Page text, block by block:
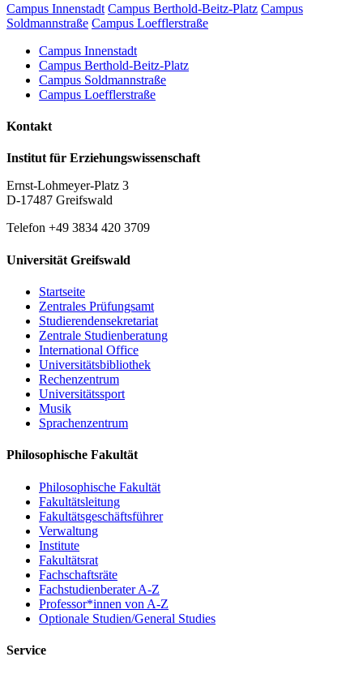
Campus Innenstadt Campus Berthold-Beitz-Platz Campus
Soldmannstraße Campus Loefflerstraße
Campus Innenstadt
Campus Berthold-Beitz-Platz
Campus Soldmannstraße
Campus Loefflerstraße
Kontakt
Institut für Erziehungswissenschaft
Ernst-Lohmeyer-Platz 3
D-17487 Greifswald
Telefon +49 3834 420 3709
Universität Greifswald
Startseite
Zentrales Prüfungsamt
Studierendensekretariat
Zentrale Studienberatung
International Office
Universitätsbibliothek
Rechenzentrum
Universitätssport
Musik
Sprachenzentrum
Philosophische Fakultät
Philosophische Fakultät
Fakultätsleitung
Fakultätsgeschäftsführer
Verwaltung
Institute
Fakultätsrat
Fachschaftsräte
Fachstudienberater A-Z
Professor*innen von A-Z
Optionale Studien/General Studies
Service